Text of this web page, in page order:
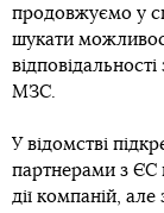
продовжуємо у
шукати
МЗС.
У відомстві
партнерами з ЄС
дії компаній, але